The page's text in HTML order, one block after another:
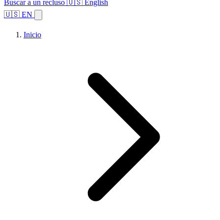
Buscar a un recluso 🇺🇸 English
🇺🇸 EN
Inicio